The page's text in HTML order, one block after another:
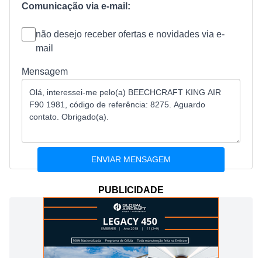
Comunicação via e-mail:
não desejo receber ofertas e novidades via e-
mail
Mensagem
PUBLICIDADE